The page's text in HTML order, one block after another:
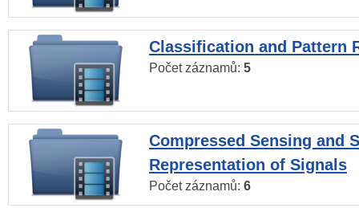
Classification and Pattern
Počet záznamů: 5
Compressed Sensing and
Representation of Signals
Počet záznamů: 6